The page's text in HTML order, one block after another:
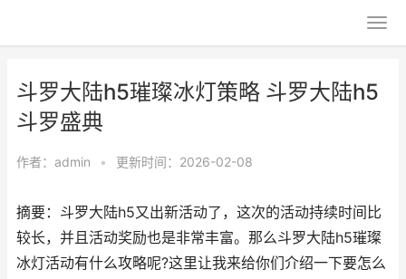
斗罗大陆h5璀璨冰灯策略 斗罗大陆h5
斗罗盛典
作者： admin • 更新时间：2026-02-08
摘要：斗罗大陆h5又出新活动了，这次的活动持续时间比
较长，并且活动奖励也是非常丰富。那么斗罗大陆h5璀璨
冰灯活动有什么攻略呢?这里让我来给你们介绍一下要怎么